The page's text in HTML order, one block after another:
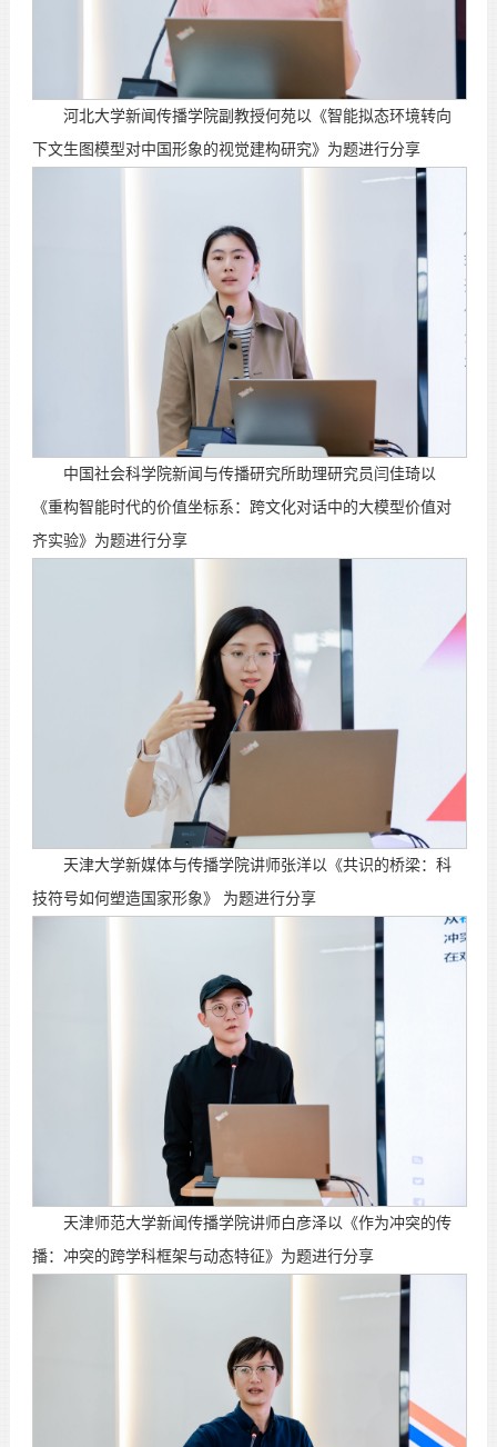
河北大学新闻传播学院副教授何苑以《智能拟态环境转向
下文生图模型对中国形象的视觉建构研究》为题进行分享
中国社会科学院新闻与传播研究所助理研究员闫佳琦以
《重构智能时代的价值坐标系：跨文化对话中的大模型价值对
齐实验》为题进行分享
天津大学新媒体与传播学院讲师张洋以《共识的桥梁：科
技符号如何塑造国家形象》 为题进行分享
天津师范大学新闻传播学院讲师白彦泽以《作为冲突的传
播：冲突的跨学科框架与动态特征》为题进行分享